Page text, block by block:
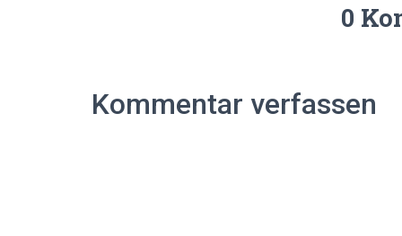
0
Kommentar verfassen